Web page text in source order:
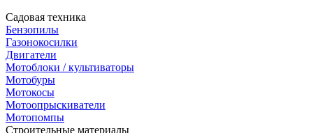
Садовая техника
Бензопилы
Газонокосилки
Двигатели
Мотоблоки / культиваторы
Мотобуры
Мотокосы
Мотоопрыскиватели
Мотопомпы
Строительные материалы